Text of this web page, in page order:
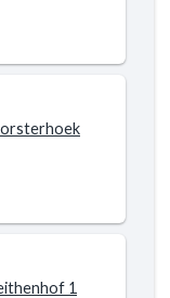
1